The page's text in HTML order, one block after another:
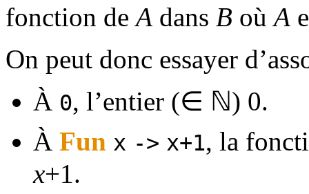
fonction de A dans B où A
On peut donc essayer
À 0, l’entier (∈ ℕ) 0.
À Fun x -> x+1, la
x+1.